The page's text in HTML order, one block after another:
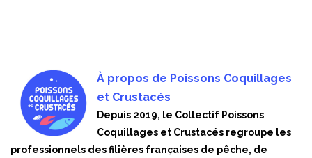
À propos de Poissons Coquillages
et Crustacés
Depuis 2019, le Collectif Poissons
Coquillages et Crustacés regroupe les
professionnels des filières françaises de pêche, de